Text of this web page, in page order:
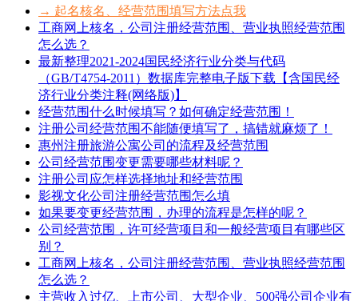
→ 起名核名、经营范围填写方法点我
工商网上核名，公司注册经营范围、营业执照经营范围
怎么选？
最新整理2021-2024国民经济行业分类与代码
（GB/T4754-2011）数据库完整电子版下载【含国民经
济行业分类注释(网络版)】
经营范围什么时候填写？如何确定经营范围！
注册公司经营范围不能随便填写了，搞错就麻烦了！
惠州注册旅游公寓公司的流程及经营范围
公司经营范围变更需要哪些材料呢？
注册公司应怎样选择地址和经营范围
影视文化公司注册经营范围怎么填
如果要变更经营范围，办理的流程是怎样的呢？
公司经营范围，许可经营项目和一般经营项目有哪些区
别？
工商网上核名，公司注册经营范围、营业执照经营范围
怎么选？
主营收入过亿、上市公司、大型企业、500强公司企业有